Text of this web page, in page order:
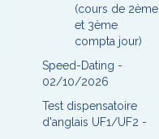
(cours de 2ème
et 3ème
compta jour)
Speed-Dating -
02/10/2026
Test dispensatoire
d'anglais UF1/UF2 -